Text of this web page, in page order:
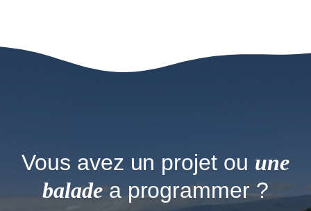
Vous avez un projet ou une
baladea programmer ?